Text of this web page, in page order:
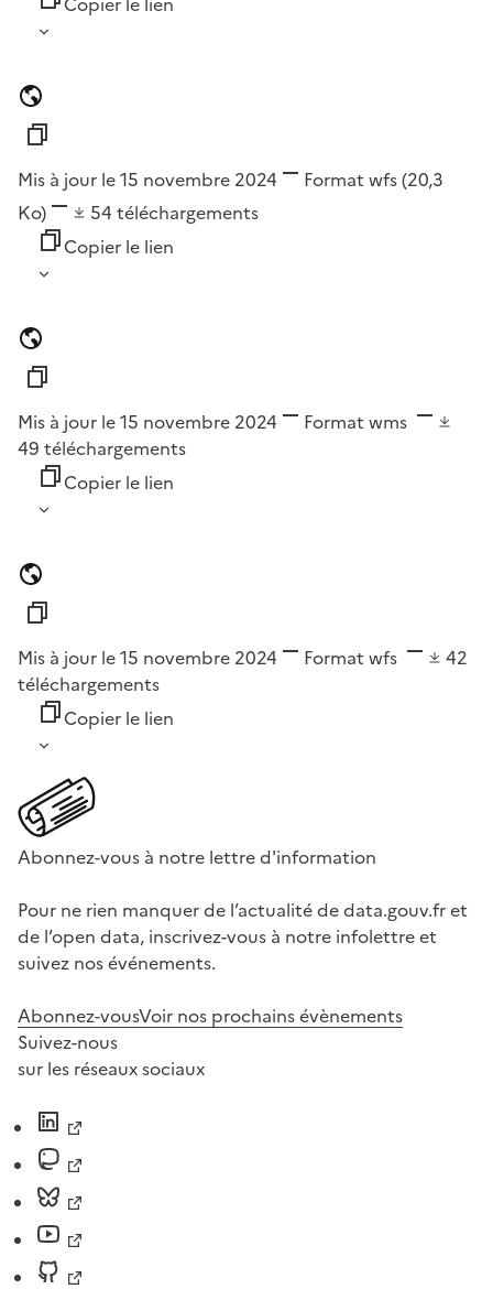
Mis à jour le 15 novembre 2024 Format wfs(20,3
Ko)
54 téléchargements
Copier le lien
Mis à jour le 15 novembre 2024 Format wms
49 téléchargements
Copier le lien
Mis à jour le 15 novembre 2024 Format wfs
42
téléchargements
Copier le lien
Abonnez-vous à notre lettre d'information
Pour ne rien manquer de l’actualité de data.gouv.fr et
de l’open data, inscrivez-vous à notre infolettre et
suivez nos événements.
Abonnez-vousVoir nos prochains évènements
Suivez-nous
sur les réseaux sociaux